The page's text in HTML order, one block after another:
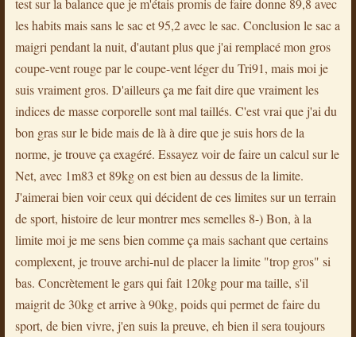
test sur la balance que je m'étais promis de faire donne 89,8 avec
les habits mais sans le sac et 95,2 avec le sac. Conclusion le sac a
maigri pendant la nuit, d'autant plus que j'ai remplacé mon gros
coupe-vent rouge par le coupe-vent léger du Tri91, mais moi je
suis vraiment gros. D'ailleurs ça me fait dire que vraiment les
indices de masse corporelle sont mal taillés. C'est vrai que j'ai du
bon gras sur le bide mais de là à dire que je suis hors de la
norme, je trouve ça exagéré. Essayez voir de faire un calcul sur le
Net, avec 1m83 et 89kg on est bien au dessus de la limite.
J'aimerai bien voir ceux qui décident de ces limites sur un terrain
de sport, histoire de leur montrer mes semelles 8-) Bon, à la
limite moi je me sens bien comme ça mais sachant que certains
complexent, je trouve archi-nul de placer la limite "trop gros" si
bas. Concrètement le gars qui fait 120kg pour ma taille, s'il
maigrit de 30kg et arrive à 90kg, poids qui permet de faire du
sport, de bien vivre, j'en suis la preuve, eh bien il sera toujours